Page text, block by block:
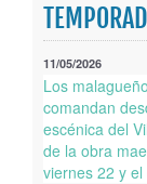
Trámites
Newsletter
11/05/2026
Los
comandan
escénica del
de la obra
viernes 22 y